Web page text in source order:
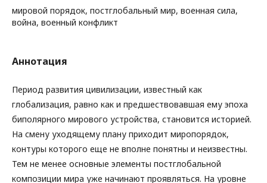
мировой порядок, постглобальный мир, военная сила,
война, военный конфликт
Аннотация
Период развития цивилизации, известный как
глобализация, равно как и предшествовавшая ему эпоха
биполярного мирового устройства, становится историей.
На смену уходящему плану приходит миропорядок,
контуры которого еще не вполне понятны и неизвестны.
Тем не менее основные элементы постглобальной
композиции мира уже начинают проявляться. На уровне